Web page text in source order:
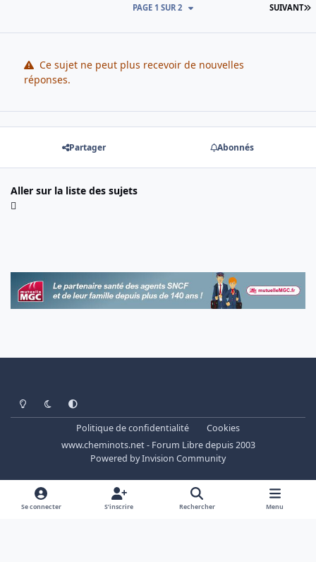
SUIVANT
PAGE 1 SUR 2
Ce sujet ne peut plus recevoir de nouvelles
réponses.
Partager Abonnés
Aller sur la liste des sujets
Light ModeDark ModeSystem Preference
Politique de confidentialité
Cookies
www.cheminots.net - Forum Libre depuis 2003
Powered byInvision Community
Se connecter S’inscrire Rechercher Menu